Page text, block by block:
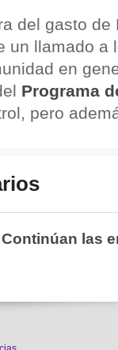
del gasto
un llamado a
en
Programa
pero
Continúan las